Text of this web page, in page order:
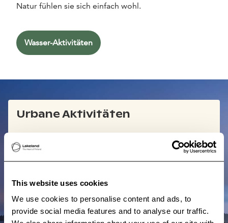
This website uses cookies
We use cookies to personalise content and ads, to
provide social media features and to analyse our traffic.
Natur fühlen sie sich einfach wohl.
Wasser-Aktivitäten
Urbane Aktivitäten
Das Stadtleben im Seengebiet ist nicht nur von der
Pflege der Geschichte und der Ursprünge geprägt,
die Zuschauer, Künstler und Performer aus aller Welt